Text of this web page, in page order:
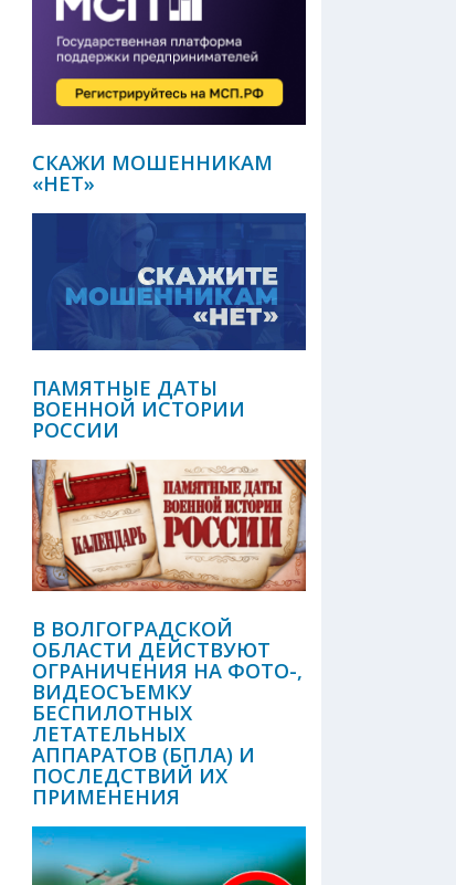
СКАЖИ МОШЕННИКАМ
«НЕТ»
ПАМЯТНЫЕ ДАТЫ
ВОЕННОЙ ИСТОРИИ
РОССИИ
В ВОЛГОГРАДСКОЙ
ОБЛАСТИ ДЕЙСТВУЮТ
ОГРАНИЧЕНИЯ НА ФОТО-,
ВИДЕОСЪЕМКУ
БЕСПИЛОТНЫХ
ЛЕТАТЕЛЬНЫХ
АППАРАТОВ (БПЛА) И
ПОСЛЕДСТВИЙ ИХ
ПРИМЕНЕНИЯ